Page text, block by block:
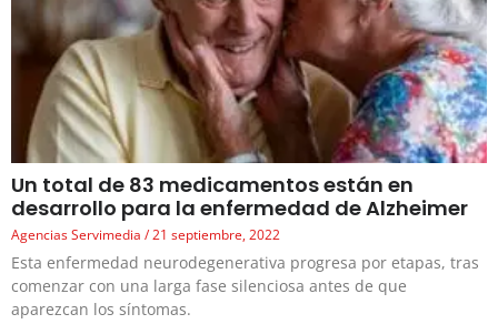
Un total de 83 medicamentos están en
desarrollo para la enfermedad de Alzheimer
Agencias Servimedia 21 septiembre, 2022
Esta enfermedad neurodegenerativa progresa por etapas, tras
comenzar con una larga fase silenciosa antes de que
aparezcan los síntomas.